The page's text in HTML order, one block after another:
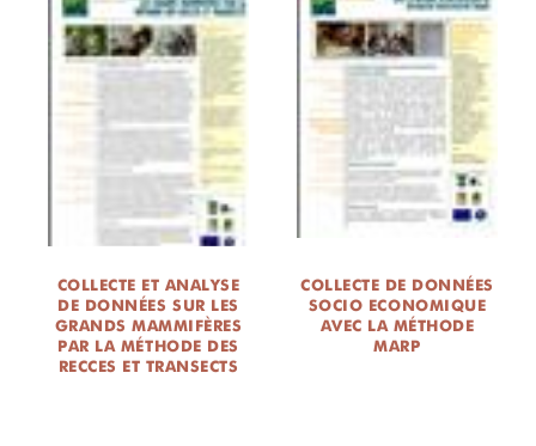
COLLECTE ET ANALYSE
DE DONNÉES SUR LES
GRANDS MAMMIFÈRES
PAR LA MÉTHODE DES
RECCES ET TRANSECTS
COLLECTE DE DONNÉES
SOCIO ECONOMIQUE
AVEC LA MÉTHODE
MARP